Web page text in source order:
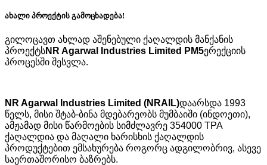
ახალი პროექტის გამოცხადება!
გილოცავთ ახლად აშენებული ქაღალდის მანქანის
პროექტსNR Agarwal Industries Limited PM5ერექციის
პროცესში შესვლა.
NR Agarwal Industries Limited (NRAIL)დაარსდა 1993
წელს, მისი შტაბ-ბინა მდებარეობს მუმბაიში (ინდოეთი),
ამჟამად მისი წარმოების სიმძლავრე 354000 TPA
ქაღალდია და მაღალი ხარისხის ქაღალდის
პროდუქტებით ემსახურება როგორც ადგილობრივ, ასევე
საერთაშორისო ბაზრებს.